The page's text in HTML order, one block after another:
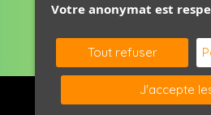
Votre anonymat est
Tout refuser
J'accepte